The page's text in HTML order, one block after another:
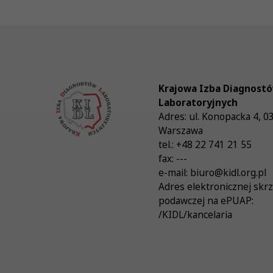
Krajowa Izba
Laboratoryjnych
Adres: ul. Konopacka 4,
Warszawa
tel.: +48 22 741 21 55
fax: ---
e-mail: biuro@kidl.org.pl
Adres elektronicznej
podawczej na ePUAP:
/KIDL/kancelaria